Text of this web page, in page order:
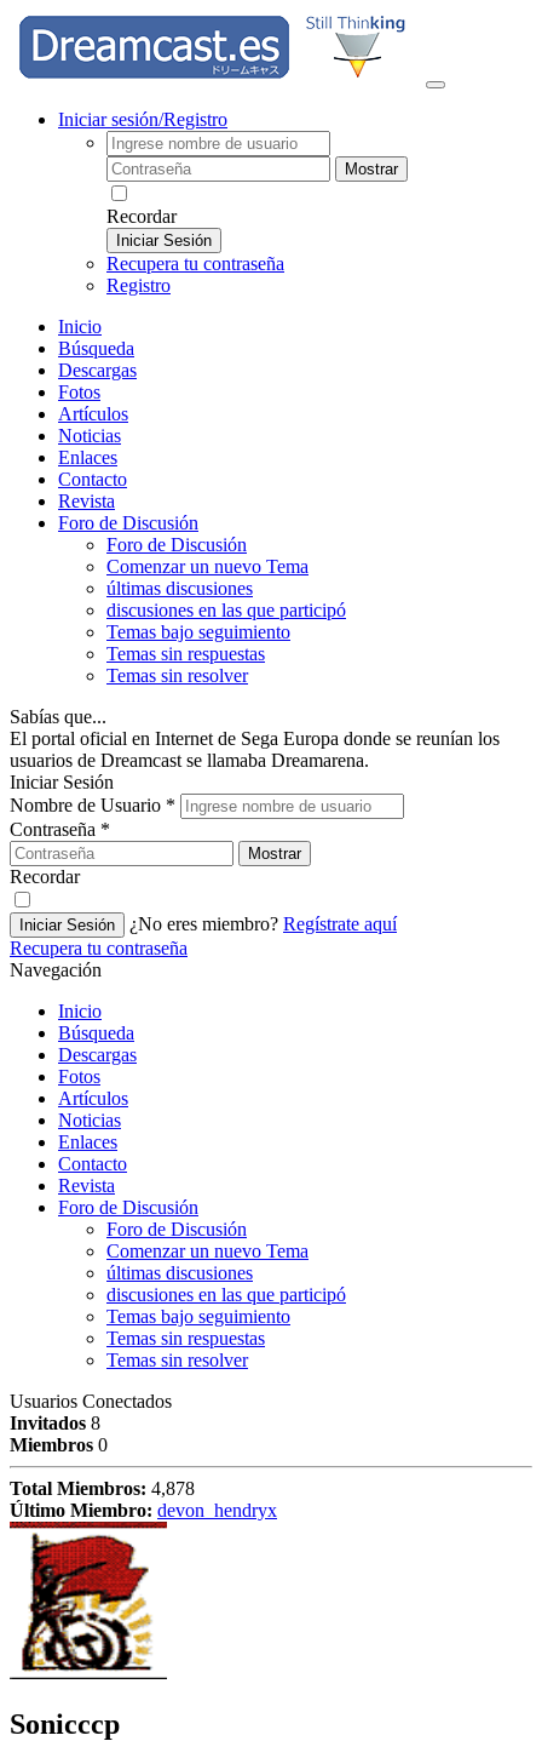
Iniciar sesión/Registro
Mostrar
Recordar
Iniciar Sesión
Recupera tu contraseña
Registro
Inicio
Búsqueda
Descargas
Fotos
Artículos
Noticias
Enlaces
Contacto
Revista
Foro de Discusión
Foro de Discusión
Comenzar un nuevo Tema
últimas discusiones
discusiones en las que participó
Temas bajo seguimiento
Temas sin respuestas
Temas sin resolver
Sabías que...
El portal oficial en Internet de Sega Europa donde se reunían los
usuarios de Dreamcast se llamaba Dreamarena.
Iniciar Sesión
Nombre de Usuario *
Contraseña *
Mostrar
Recordar
Iniciar Sesión ¿No eres miembro? Regístrate aquí
Recupera tu contraseña
Navegación
Inicio
Búsqueda
Descargas
Fotos
Artículos
Noticias
Enlaces
Contacto
Revista
Foro de Discusión
Foro de Discusión
Comenzar un nuevo Tema
últimas discusiones
discusiones en las que participó
Temas bajo seguimiento
Temas sin respuestas
Temas sin resolver
Usuarios Conectados
Invitados 8
Miembros 0
Total Miembros: 4,878
Último Miembro: devon_hendryx
Sonicccp